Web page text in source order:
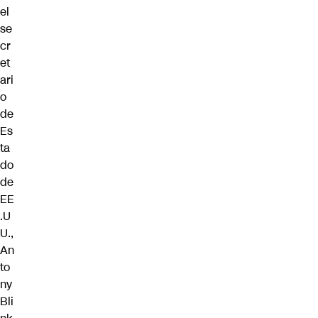
el
se
cr
et
ari
o
de
Es
ta
do
de
EE
.U
U.,
An
to
ny
Bli